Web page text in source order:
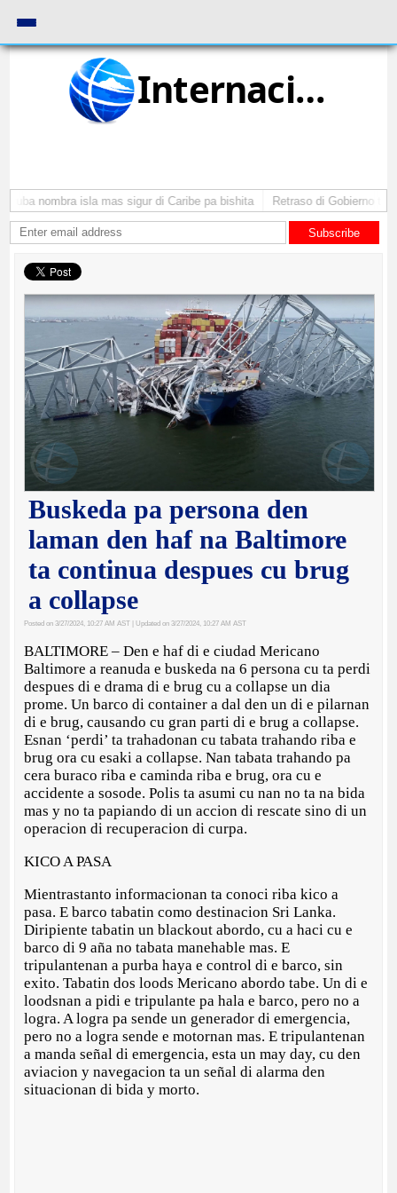
Internacional
nombra isla mas sigur di Caribe pa bishita Retraso di Gobierno ta
Subscribe
Buskeda pa persona den
laman den haf na Baltimore
ta continua despues cu brug
a collapse
Posted on 3/27/2024, 10:27 AM AST | Updated on 3/27/2024, 10:27 AM AST
BALTIMORE – Den e haf di e ciudad Mericano
Baltimore a reanuda e buskeda na 6 persona cu ta perdi
despues di e drama di e brug cu a collapse un dia
prome. Un barco di container a dal den un di e pilarnan
di e brug, causando cu gran parti di e brug a collapse.
Esnan ‘perdi’ ta trahadonan cu tabata trahando riba e
brug ora cu esaki a collapse. Nan tabata trahando pa
cera buraco riba e caminda riba e brug, ora cu e
accidente a sosode. Polis ta asumi cu nan no ta na bida
mas y no ta papiando di un accion di rescate sino di un
operacion di recuperacion di curpa.
KICO A PASA
Mientrastanto informacionan ta conoci riba kico a
pasa. E barco tabatin como destinacion Sri Lanka.
Diripiente tabatin un blackout abordo, cu a haci cu e
barco di 9 aña no tabata manehable mas. E
tripulantenan a purba haya e control di e barco, sin
exito. Tabatin dos loods Mericano abordo tabe. Un di e
loodsnan a pidi e tripulante pa hala e barco, pero no a
logra. A logra pa sende un generador di emergencia,
pero no a logra sende e motornan mas. E tripulantenan
a manda señal di emergencia, esta un may day, cu den
aviacion y navegacion ta un señal di alarma den
situacionan di bida y morto.